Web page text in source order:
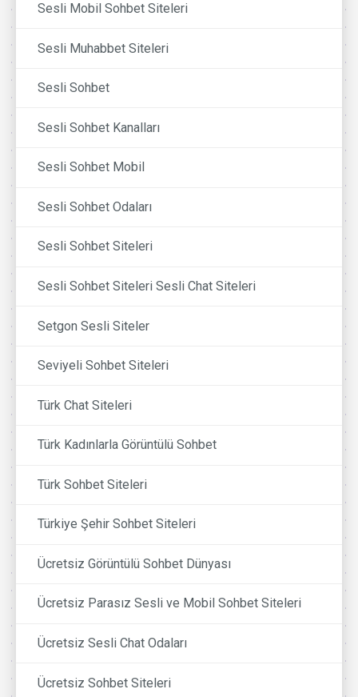
Sesli Mobil Sohbet Siteleri
Sesli Muhabbet Siteleri
Sesli Sohbet
Sesli Sohbet Kanalları
Sesli Sohbet Mobil
Sesli Sohbet Odaları
Sesli Sohbet Siteleri
Sesli Sohbet Siteleri Sesli Chat Siteleri
Setgon Sesli Siteler
Seviyeli Sohbet Siteleri
Türk Chat Siteleri
Türk Kadınlarla Görüntülü Sohbet
Türk Sohbet Siteleri
Türkiye Şehir Sohbet Siteleri
Ücretsiz Görüntülü Sohbet Dünyası
Ücretsiz Parasız Sesli ve Mobil Sohbet Siteleri
Ücretsiz Sesli Chat Odaları
Ücretsiz Sohbet Siteleri